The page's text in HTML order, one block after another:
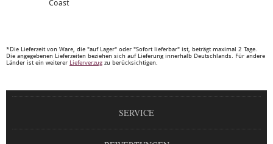
Coast
*Die Lieferzeit von Ware, die "auf Lager" oder "Sofort lieferbar" ist, beträgt maximal 2 Tage.
Die angegebenen Lieferzeiten beziehen sich auf Lieferung innerhalb Deutschlands. Für andere
Länder ist ein weiterer Lieferverzug zu berücksichtigen.
SERVICE